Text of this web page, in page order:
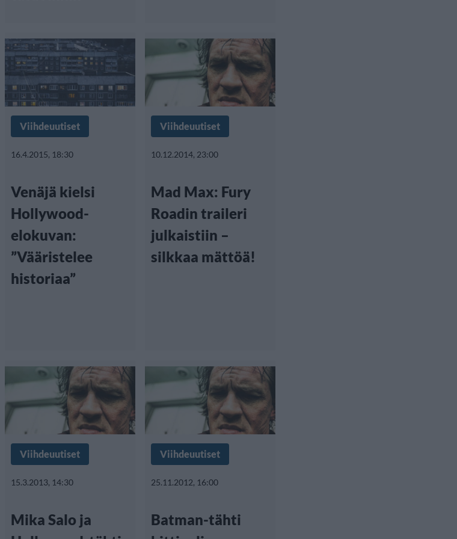
Viihdeuutiset
16.4.2015, 18:30
Venäjä kielsi
Hollywood-
elokuvan:
”Vääristelee
historiaa”
Viihdeuutiset
10.12.2014, 23:00
Mad Max: Fury
Roadin traileri
julkaistiin –
silkkaa mättöä!
Viihdeuutiset
15.3.2013, 14:30
Mika Salo ja
Viihdeuutiset
25.11.2012, 16:00
Batman-tähti